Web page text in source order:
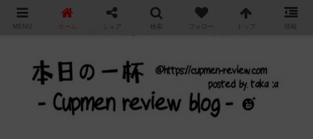
カップ麺の新商品をレビュー / アレンジするブログ
MENU ホーム シェア 検索 フォロー トップ 情報